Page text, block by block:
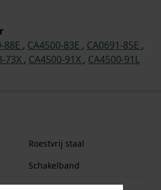
88E , CA4500-83E , CA0691-85E ,
73X , CA4500-91X , CA4500-91L
Roestvrij staal
Schakelband
22 mm